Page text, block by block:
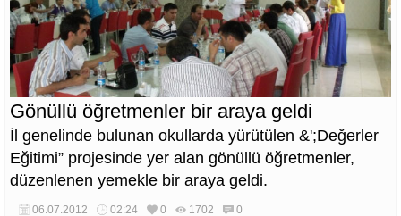
Gönüllü öğretmenler bir araya geldi
İl genelinde bulunan okullarda yürütülen &';Değerler
Eğitimi” projesinde yer alan gönüllü öğretmenler,
düzenlenen yemekle bir araya geldi.
06.07.2012 02:24 0 1702 0